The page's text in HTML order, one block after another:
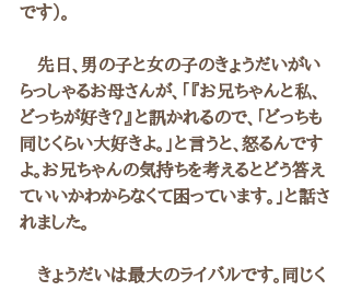
です）。
先日、男の子と女の子のきょうだいがい
らっしゃるお母さんが、「『お兄ちゃんと私、
どっちが好き？』と訊かれるので、「どっちも
同じくらい大好きよ。」と言うと、怒るんです
よ。お兄ちゃんの気持ちを考えるとどう答え
ていいかわからなくて困っています。」と話さ
れました。
きょうだいは最大のライバルです。同じく